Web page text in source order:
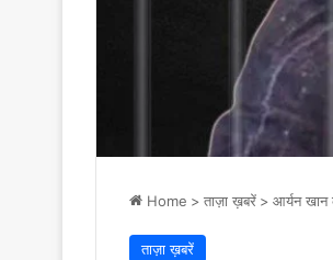
Home > ताज़ा ख़बरें > आर्यन खान
ताज़ा ख़बरें